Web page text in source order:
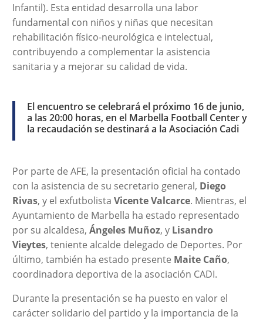
Infantil). Esta entidad desarrolla una labor
fundamental con niños y niñas que necesitan
rehabilitación físico-neurológica e intelectual,
contribuyendo a complementar la asistencia
sanitaria y a mejorar su calidad de vida.
El encuentro se celebrará el próximo 16 de junio,
a las 20:00 horas, en el Marbella Football Center y
la recaudación se destinará a la Asociación Cadi
Por parte de AFE, la presentación oficial ha contado
con la asistencia de su secretario general, Diego
Rivas, y el exfutbolista Vicente Valcarce. Mientras, el
Ayuntamiento de Marbella ha estado representado
por su alcaldesa, Ángeles Muñoz, y Lisandro
Vieytes, teniente alcalde delegado de Deportes. Por
último, también ha estado presente Maite Caño,
coordinadora deportiva de la asociación CADI.
Durante la presentación se ha puesto en valor el
carácter solidario del partido y la importancia de la